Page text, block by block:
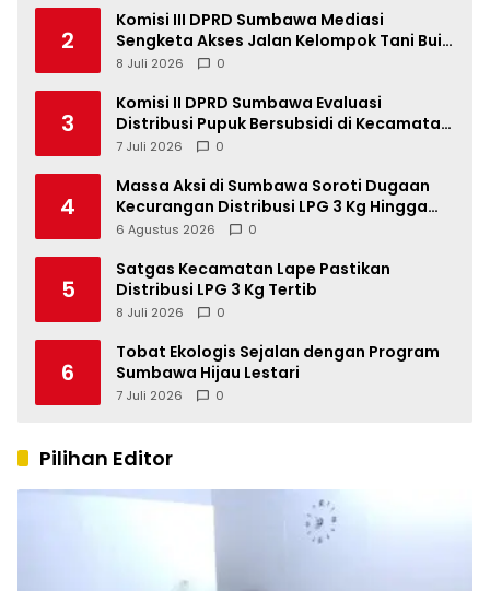
2
Komisi III DPRD Sumbawa Mediasi
Sengketa Akses Jalan Kelompok Tani Buin
Dua
8 Juli 2026 0
3
Komisi II DPRD Sumbawa Evaluasi
Distribusi Pupuk Bersubsidi di Kecamatan
Lape
7 Juli 2026 0
4
Massa Aksi di Sumbawa Soroti Dugaan
Kecurangan Distribusi LPG 3 Kg Hingga
Pangkalan Fiktif
6 Agustus 2026 0
5
Satgas Kecamatan Lape Pastikan
Distribusi LPG 3 Kg Tertib
8 Juli 2026 0
6
Tobat Ekologis Sejalan dengan Program
Sumbawa Hijau Lestari
7 Juli 2026 0
Pilihan Editor